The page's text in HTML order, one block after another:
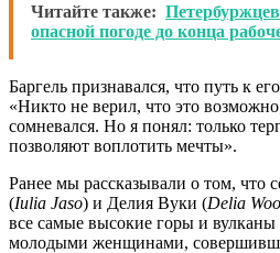
Читайте также:
опасной погоде до конца
Баргель признавался, что путь к
«Никто не верил, что это
сомневался. Но я понял: только
позволяют воплотить мечты».
Ранее мы рассказывали о том,
(Iulia Jaso) и Делия Вуки (Delia
все самые высокие горы и
молодыми женщинами,